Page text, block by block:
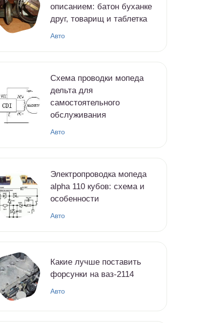
описанием: батон буханке
друг, товарищ и таблетка
Авто
Схема проводки мопеда
дельта для
самостоятельного
обслуживания
Авто
Электропроводка мопеда
alpha 110 кубов: схема и
особенности
Авто
Какие лучше поставить
форсунки на ваз-2114
Авто